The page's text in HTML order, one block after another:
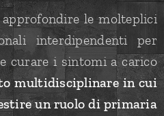
le molteplici
interdipendenti per
curare i sintomi a carico
multidisciplinare in cui
un ruolo di primaria